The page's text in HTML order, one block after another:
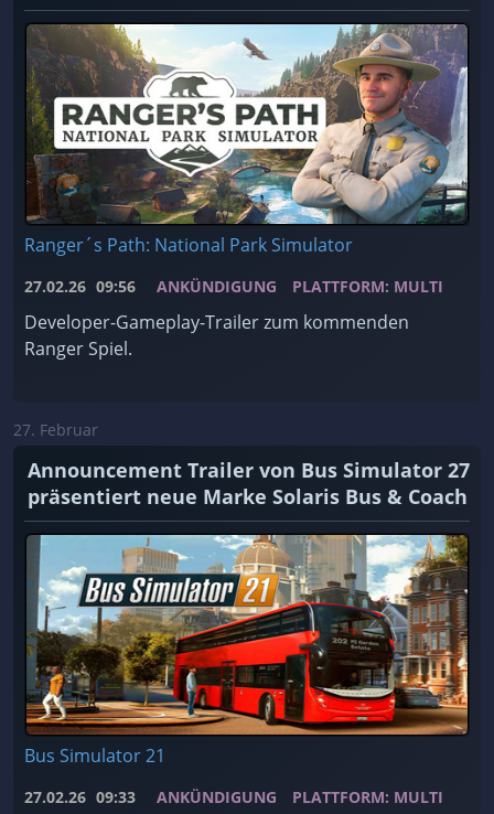
Ranger´s Path: National Park Simulator
27.02.26 09:56 ANKÜNDIGUNG PLATTFORM: MULTI
Developer-Gameplay-Trailer zum kommenden
Ranger Spiel.
27. Februar
Announcement Trailer von Bus Simulator 27
präsentiert neue Marke Solaris Bus & Coach
Bus Simulator 21
27.02.26 09:33 ANKÜNDIGUNG PLATTFORM: MULTI